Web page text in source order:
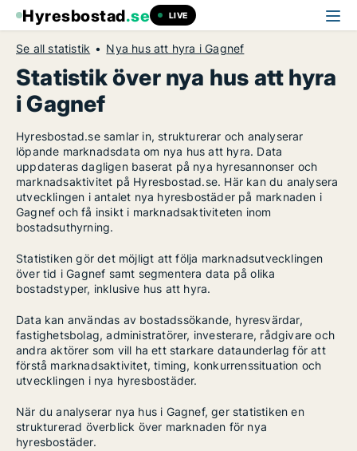
Hyresbostad.se LIVE
Se all statistik Nya hus att hyra i Gagnef
Statistik över nya hus att hyra
i Gagnef
Hyresbostad.se samlar in, strukturerar och analyserar
löpande marknadsdata om nya hus att hyra. Data
uppdateras dagligen baserat på nya hyresannonser och
marknadsaktivitet på Hyresbostad.se. Här kan du analysera
utvecklingen i antalet nya hyresbostäder på marknaden i
Gagnef och få insikt i marknadsaktiviteten inom
bostadsuthyrning.
Statistiken gör det möjligt att följa marknadsutvecklingen
över tid i Gagnef samt segmentera data på olika
bostadstyper, inklusive hus att hyra.
Data kan användas av bostadssökande, hyresvärdar,
fastighetsbolag, administratörer, investerare, rådgivare och
andra aktörer som vill ha ett starkare dataunderlag för att
förstå marknadsaktivitet, timing, konkurrenssituation och
utvecklingen i nya hyresbostäder.
När du analyserar nya hus i Gagnef, ger statistiken en
strukturerad överblick över marknaden för nya
hyresbostäder.